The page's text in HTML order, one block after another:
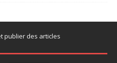
publier des articles